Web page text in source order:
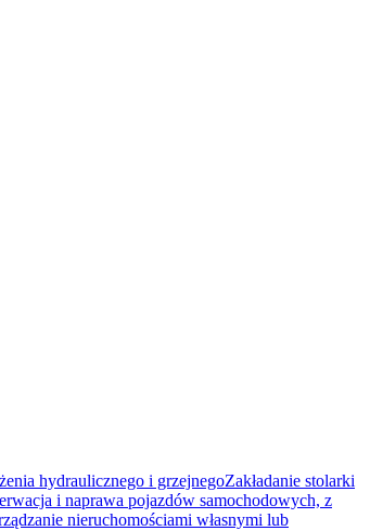
hydraulicznego i grzejnegoZakładanie stolarki
i naprawa pojazdów samochodowych, z
nieruchomościami własnymi lub